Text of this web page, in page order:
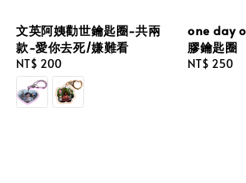
文英阿姨勸世鑰匙圈-共兩
款-愛你去死/嫌難看
Regular
price
NT$ 200
one day
膠鑰匙圈
Regular
NT$ 250